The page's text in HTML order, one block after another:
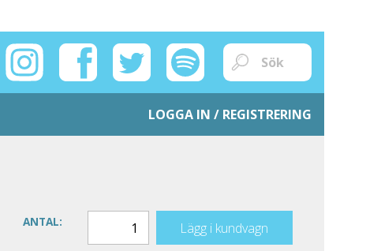
LOGGA IN / REGISTRERING
ANTAL: Lägg i kundvagn